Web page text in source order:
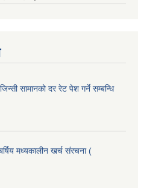
सामानको दर रेट पेश गर्ने सम्बन्धि
मध्यकालीन खर्च संरचना (